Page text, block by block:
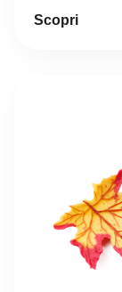
Scopri